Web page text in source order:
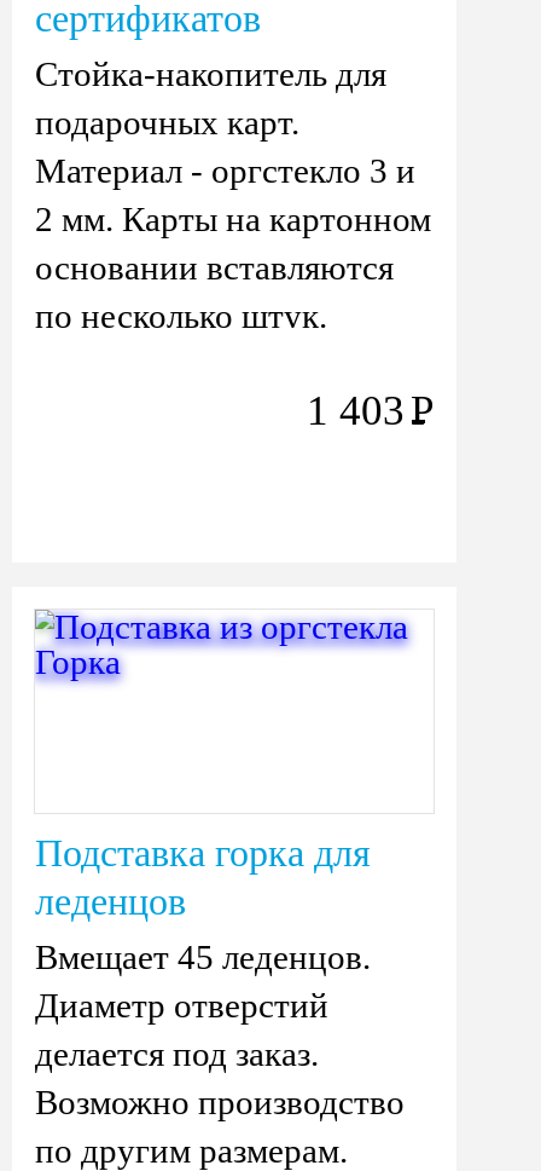
сертификатов
Стойка-накопитель для
подарочных карт.
Материал - оргстекло 3 и
2 мм. Карты на картонном
основании вставляются
по несколько штук.
1 403Р
Подставка горка для
леденцов
Вмещает 45 леденцов.
Диаметр отверстий
делается под заказ.
Возможно производство
по другим размерам.